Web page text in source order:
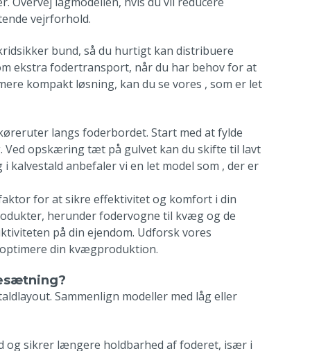
vejrforhold.
bund, så du hurtigt kan distribuere
ekstra fodertransport, når du har behov for at
kompakt løsning, kan du se vores , som er let
langs foderbordet. Start med at fylde
opskæring tæt på gulvet kan du skifte til lavt
anbefaler vi en let model som , der er
for at sikre effektivitet og komfort i din
herunder fodervogne til kvæg og de
på din ejendom. Udforsk vores
din kvægproduktion.
Sammenlign modeller med låg eller
og sikrer længere holdbarhed af foderet, især i